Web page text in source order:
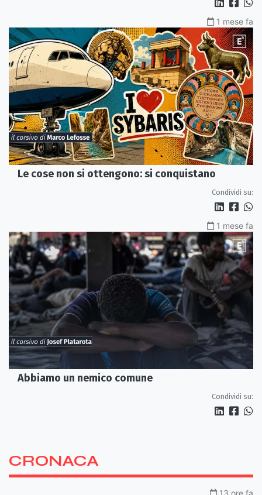
1 mese fa
Le cose non si ottengono: si conquistano
Condividi su:
1 mese fa
Abbiamo un nemico comune
Condividi su:
CRONACA
13 ore fa